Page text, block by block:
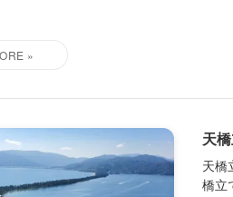
天
天橋
橋立